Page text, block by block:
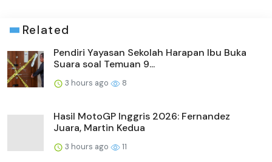
Related
Pendiri Yayasan Sekolah Harapan Ibu Buka
Suara soal Temuan 9...
3 hours ago 8
Hasil MotoGP Inggris 2026: Fernandez
Juara, Martin Kedua
3 hours ago 11